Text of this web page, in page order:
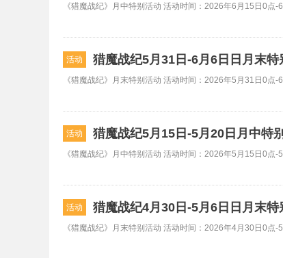
《猎魔战纪》月中特别活动 活动时间：2026年6月15日0点
活动 猎魔战纪5月31日-6月6日日月末
《猎魔战纪》月末特别活动 活动时间：2026年5月31日0点
活动 猎魔战纪5月15日-5月20日月中特
《猎魔战纪》月中特别活动 活动时间：2026年5月15日0点
活动 猎魔战纪4月30日-5月6日日月末
《猎魔战纪》月末特别活动 活动时间：2026年4月30日0点